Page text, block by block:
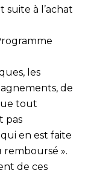
suite à l’achat
les
de
tout
pas
en est faite
remboursé ».
de ces